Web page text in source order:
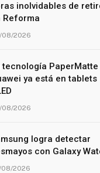
inolvidables de
Reforma
08/2026
tecnología PaperMatte
ya está en tablets
08/2026
logra detectar
con Galaxy
08/2026